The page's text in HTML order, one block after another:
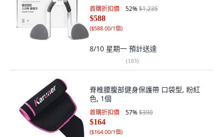
首購折扣價 52%$1,235
$588
($588.00/1個)
8/10 星期一 預計送達
(103)
脊椎腰腹部健身保護帶 口袋型, 粉紅
色, 1個
首購折扣價 57%$390
$164
($164.00/1個)